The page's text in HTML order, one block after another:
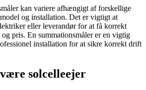
kan variere afhængigt af forskellige
og installation. Det er vigtigt at
eller leverandør for at få korrekt
pris. En summationsmåler er en vigtig
installation for at sikre korrekt drift
solcelleejer